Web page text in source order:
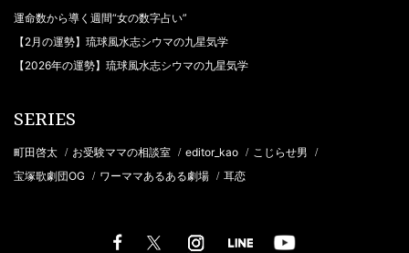
運命数から導く週間“女の数字占い”
【2月の運勢】琉球風水志シウマの九星気学
【2026年の運勢】琉球風水志シウマの九星気学
SERIES
町田啓太 / お受験ママの相談室 / editor_kao / こじらせ男 /
宝塚歌劇団OG / ワーママあるある劇場 / 耳恋